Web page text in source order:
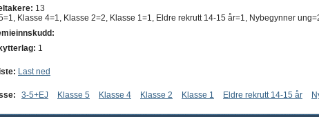
13
Klasse 4=1, Klasse 2=2, Klasse 1=1, Eldre rekrutt 14-15 år=1, Nybegynner
1
Last ned
3-5+EJ Klasse 5 Klasse 4 Klasse 2 Klasse 1 Eldre rekrutt 14-15 år